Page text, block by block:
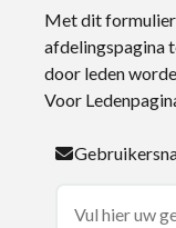
Met dit formulier
afdelingspagina
door leden
Voor